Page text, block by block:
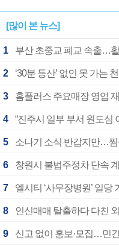
[많이 본 뉴스]
1 부산 초중교 폐교 속출…
2 ‘30분 등산’ 없인 못 가는
3 홈플러스 주요매장 영업
4 “진주시 일부 부서 원도
5 소나기 소식 반갑지만…찜
6 창원시 불법주정차 단속
7 엘시티 ‘사무장병원’ 일
8 인신매매 탈출하다 다친
9 신고 없이 홍보·모집…민